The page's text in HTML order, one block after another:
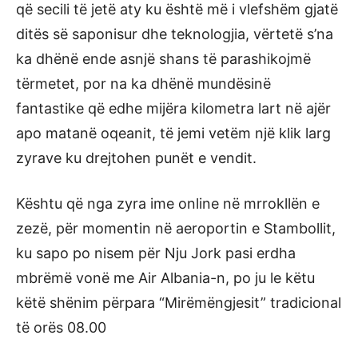
që secili të jetë aty ku është më i vlefshëm gjatë
ditës së saponisur dhe teknologjia, vërtetë s’na
ka dhënë ende asnjë shans të parashikojmë
tërmetet, por na ka dhënë mundësinë
fantastike që edhe mijëra kilometra lart në ajër
apo matanë oqeanit, të jemi vetëm një klik larg
zyrave ku drejtohen punët e vendit.
Kështu që nga zyra ime online në mrrokllën e
zezë, për momentin në aeroportin e Stambollit,
ku sapo po nisem për Nju Jork pasi erdha
mbrëmë vonë me Air Albania-n, po ju le këtu
këtë shënim përpara “Mirëmëngjesit” tradicional
të orës 08.00